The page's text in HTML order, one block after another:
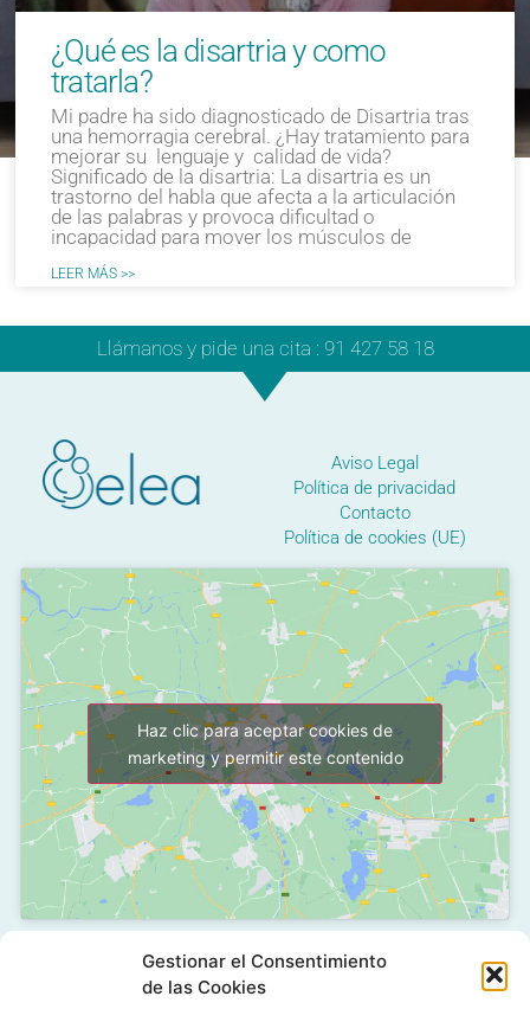
Gestionar el Consentimiento
de las Cookies
¿Qué es la disartria y como
tratarla?
Mi padre ha sido diagnosticado de Disartria tras
una hemorragia cerebral. ¿Hay tratamiento para
mejorar su lenguaje y calidad de vida?
Significado de la disartria: La disartria es un
trastorno del habla que afecta a la articulación
de las palabras y provoca dificultad o
incapacidad para mover los músculos de
LEER MÁS >>
Llámanos y pide una cita : 91 427 58 18
Aviso Legal
Política de privacidad
Contacto
Política de cookies (UE)
Haz clic para aceptar cookies de
marketing y permitir este contenido
C/ Grañón, 12 - Local
28050 Las Tablas - Madrid